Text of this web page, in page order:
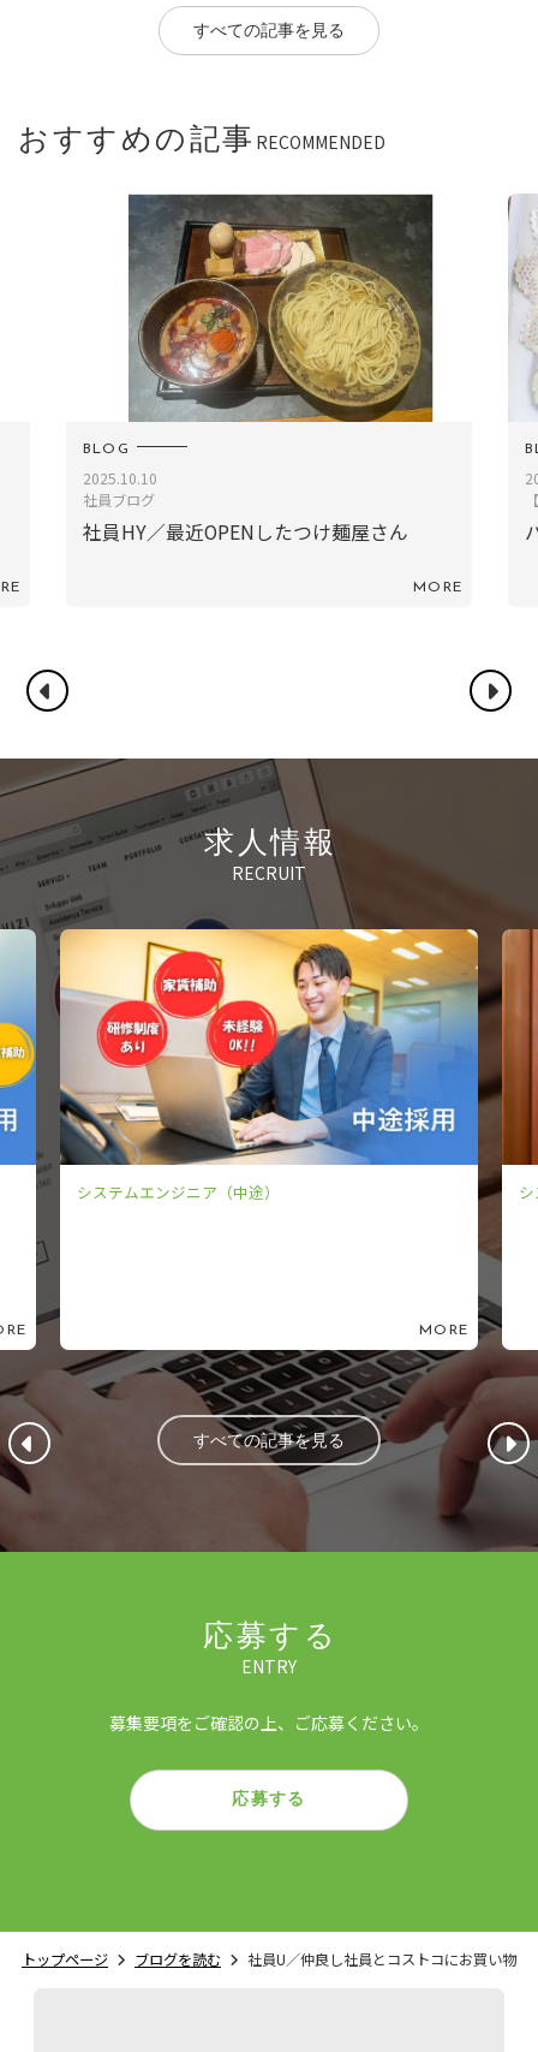
すべての記事を見る
おすすめの記事 RECOMMENDED
BLOG
20180717
【営業ブログ】
バイタルエリア８周年 Part2
求人情報
RECRUIT
システムエンジニア（新卒）
すべての記事を見る
応募する
ENTRY
募集要項をご確認の上、ご応募ください。
応募する
トップページ ブログを読む 社員U／仲良し社員とコストコにお買い物